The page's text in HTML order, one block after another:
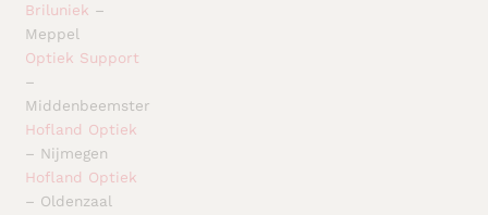
Briluniek –
Meppel
Optiek Support
–
Middenbeemster
Hofland Optiek
– Nijmegen
Hofland Optiek
– Oldenzaal